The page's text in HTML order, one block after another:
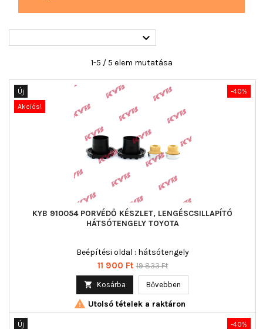

1-5 / 5 elem mutatása
-40%
Új
Akciós!
KYB 910054 PORVÉDŐ KÉSZLET, LENGÉSCSILLAPÍTÓ
HÁTSÓTENGELY TOYOTA
Beépítési oldal : hátsótengely
Ár
11 900 Ft Normál
19 833 Ft
 Kosárba Bővebben
 Utolsó tételek a raktáron
-40%
Új